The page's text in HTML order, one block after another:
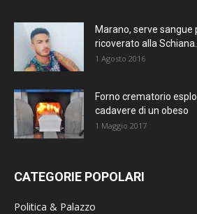
Marano, serve sangue
ricoverato alla Schiana.
1 Agosto 2016
Forno crematorio
cadavere di un obeso
1 Maggio 2017
CATEGORIE POPOLARI
Politica & Palazzo